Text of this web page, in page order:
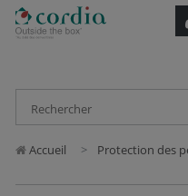
Accueil Protection des